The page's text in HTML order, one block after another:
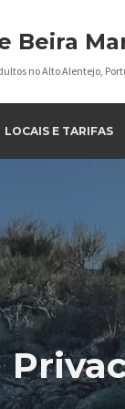
Beira
no Alto Alentejo,
LOCAIS E TARIFAS